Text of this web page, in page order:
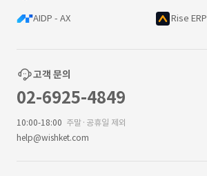
AIDP - AX Rise ERP
고객 문의
02-6925-4849
10:00-18:00 주말·공휴일 제외
help@wishket.com